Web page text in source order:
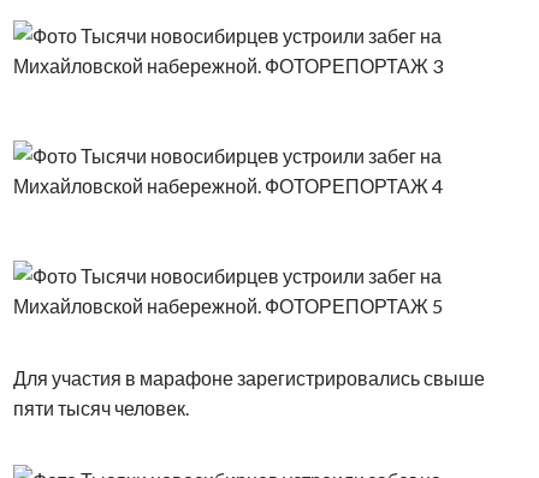
Для участия в марафоне зарегистрировались свыше
пяти тысяч человек.